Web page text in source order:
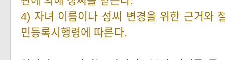
4) 자녀 이름이나 성씨 변경을 위한 근거와
민등록시행령에 따른다.